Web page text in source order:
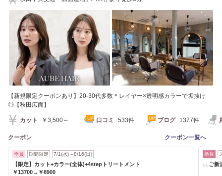
【新規限定クーポンあり】20-30代多数＊レイヤー×透明感カラーで垢抜け
◎【秋田広面】
カット ￥3,500～ 口コミ 533件 ブログ 1377件
クーポン クーポン一覧へ
全員 期間限定 7/1(水)～8/16(日)
【限定】カット+カラー(全体)+4stepトリートメント
￥13700→￥8900
新規
↓↓ご新